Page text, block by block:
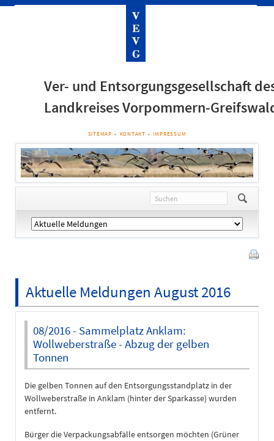
Ver- und Entsorgungsgesellschaft
Landkreises Vorpommern-
NAVIGATION
SITEMAP KONTAKT IMPRESSUM
Navigation
überspringen
Aktuelle Meldungen August 2016
08/2016 - Sammelplatz Anklam:
Wollweberstraße - Abzug der gelben
Tonnen
Die gelben Tonnen auf den Entsorgungsstandplatz in der
Wollweberstraße in Anklam (hinter der Sparkasse) wurden
entfernt.
Bürger die Verpackungsabfälle entsorgen möchten (Grüner